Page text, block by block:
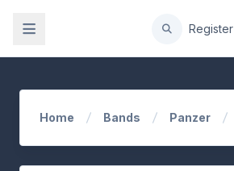
Register
Home Bands Panzer